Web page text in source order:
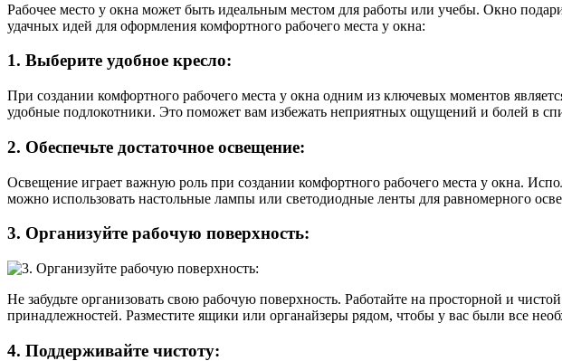
Рабочее место у окна может быть идеальным местом для работы или учебы. Окно
удачных идей для оформления комфортного рабочего места у окна:
1. Выберите удобное кресло:
При создании комфортного рабочего места у окна одним из ключевых моментов
удобные подлокотники. Это поможет вам избежать неприятных ощущений и болей в
2. Обеспечьте достаточное освещение:
Освещение играет важную роль при создании комфортного рабочего места у окна.
можно использовать настольные лампы или светодиодные ленты для равномерного
3. Организуйте рабочую поверхность:
Не забудьте организовать свою рабочую поверхность. Работайте на просторной и
принадлежностей. Разместите ящики или органайзеры рядом, чтобы у вас были все
4. Поддерживайте чистоту: